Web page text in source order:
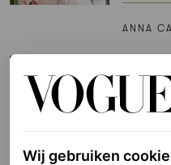
ANNA
Host
hier
Wij gebruiken